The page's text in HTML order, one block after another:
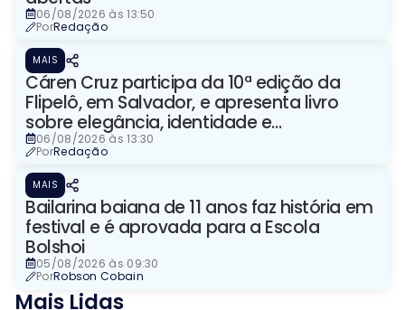
06/08/2026 às 13:50
PorRedação
MAIS
Cáren Cruz participa da 10ª edição da
Flipelô, em Salvador, e apresenta livro
sobre elegância, identidade e
representação
06/08/2026 às 13:30
PorRedação
MAIS
Bailarina baiana de 11 anos faz história em
festival e é aprovada para a Escola
Bolshoi
05/08/2026 às 09:30
PorRobson Cobain
Mais Lidas